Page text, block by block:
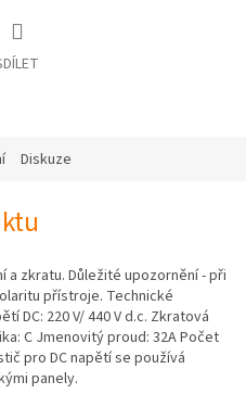
Diskuze
zkratu. Důležité upozornění - při
přístroje. Technické
DC: 220 V/ 440 V d.c. Zkratová
C Jmenovitý proud: 32A Počet
pro DC napětí se používá
panely.